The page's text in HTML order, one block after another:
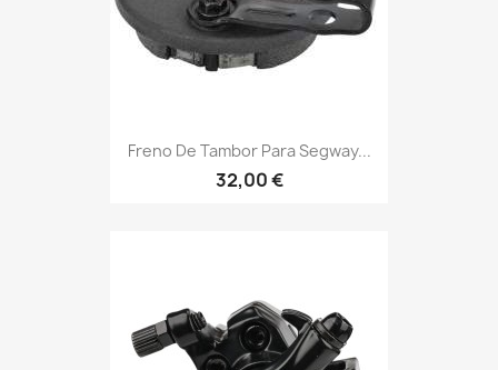
Freno De Tambor Para Segway...
32,00 €